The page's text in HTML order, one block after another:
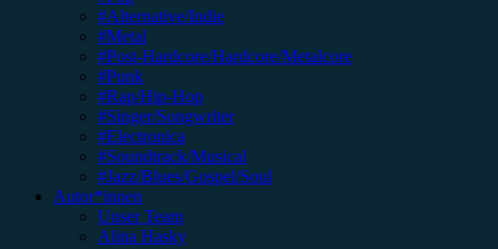
#Alternative/Indie
#Metal
#Post-Hardcore/Hardcore/Metalcore
#Punk
#Rap/Hip-Hop
#Singer/Songwriter
#Electronica
#Soundtrack/Musical
#Jazz/Blues/Gospel/Soul
Autor*innen
Unser Team
Alina Hasky